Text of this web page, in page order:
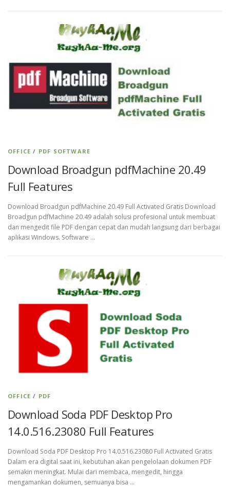
OFFICE / PDF SOFTWARE
Download Broadgun pdfMachine 20.49
Full Features
Download Broadgun pdfMachine 20.49 Full Activated Gratis Download
Broadgun pdfMachine 20.49 adalah solusi profesional untuk membuat
dan mengedit file PDF dengan cepat dan mudah langsung dari berbagai
aplikasi Windows. Software …
OFFICE / PDF
Download Soda PDF Desktop Pro
14.0.516.23080 Full Features
Download Soda PDF Desktop Pro 14.0.516.23080 Full Activated Gratis
Dalam era digital saat ini, kebutuhan akan pengelolaan dokumen PDF
semakin meningkat. Mulai dari membaca, mengedit, hingga
mengamankan dokumen, semuanya bisa …